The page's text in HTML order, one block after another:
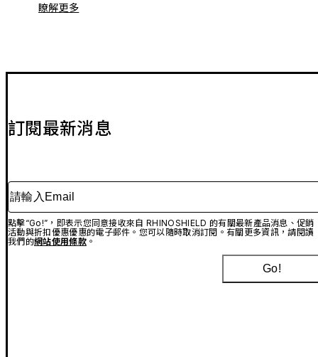
瞭解更多
訂閱最新消息
請輸入Email
點擊“Go!”，即表示您同意接收來自 RHINOSHIELD 的有關最新產品消息、促銷
活動與折扣優惠優惠的電子郵件。您可以隨時取消訂閱。有關更多資訊，請閱讀
我們的網站使用條款。
Go!